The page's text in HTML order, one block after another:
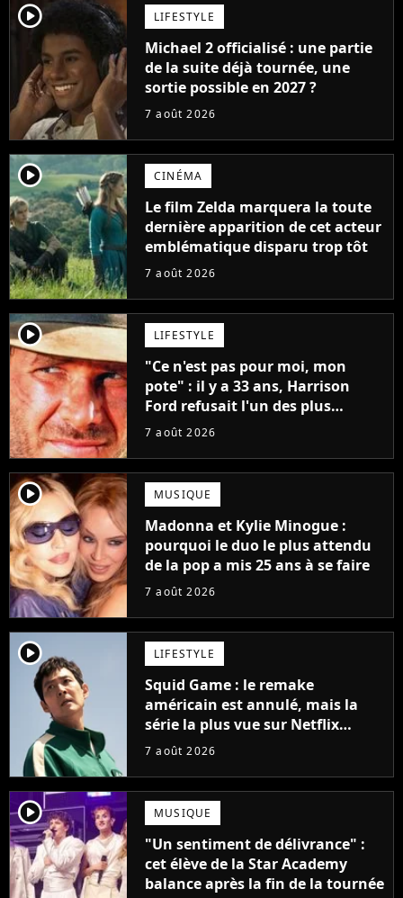
player2 LIFESTYLE
Michael 2 officialisé : une partie
de la suite déjà tournée, une
sortie possible en 2027 ?
7 août 2026
player2 CINÉMA
Le film Zelda marquera la toute
dernière apparition de cet acteur
emblématique disparu trop tôt
7 août 2026
player2 LIFESTYLE
"Ce n'est pas pour moi, mon
pote" : il y a 33 ans, Harrison
Ford refusait l'un des plus
grands succès de tous les temps
7 août 2026
player2 MUSIQUE
Madonna et Kylie Minogue :
pourquoi le duo le plus attendu
de la pop a mis 25 ans à se faire
7 août 2026
player2 LIFESTYLE
Squid Game : le remake
américain est annulé, mais la
série la plus vue sur Netflix
pourrait avoir une version
7 août 2026
player2 MUSIQUE
"Un sentiment de délivrance" :
cet élève de la Star Academy
balance après la fin de la tournée